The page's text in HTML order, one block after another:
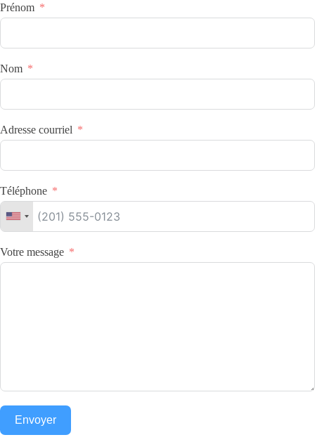
Prénom
Nom
Adresse courriel
Téléphone
Votre message
Envoyer